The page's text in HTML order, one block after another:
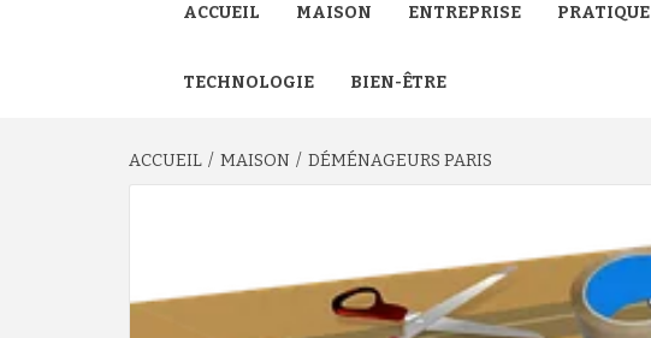
ACCUEIL MAISON ENTREPRISE PRATIQUE
TECHNOLOGIE BIEN-ÊTRE
ACCUEIL MAISON DÉMÉNAGEURS PARIS